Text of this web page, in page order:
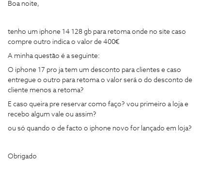
Boa noite,
tenho um iphone 14 128 gb para retoma onde no site caso
compre outro indica o valor de 400€
A minha questão é a seguinte:
O iphone 17 pro ja tem um desconto para clientes e caso
entregue o outro para retoma o valor será o do desconto de
cliente menos a retoma?
E caso queira pre reservar como faço? vou primeiro a loja e
recebo algum vale ou assim?
ou só quando o de facto o iphone novo for lançado em loja?
Obrigado